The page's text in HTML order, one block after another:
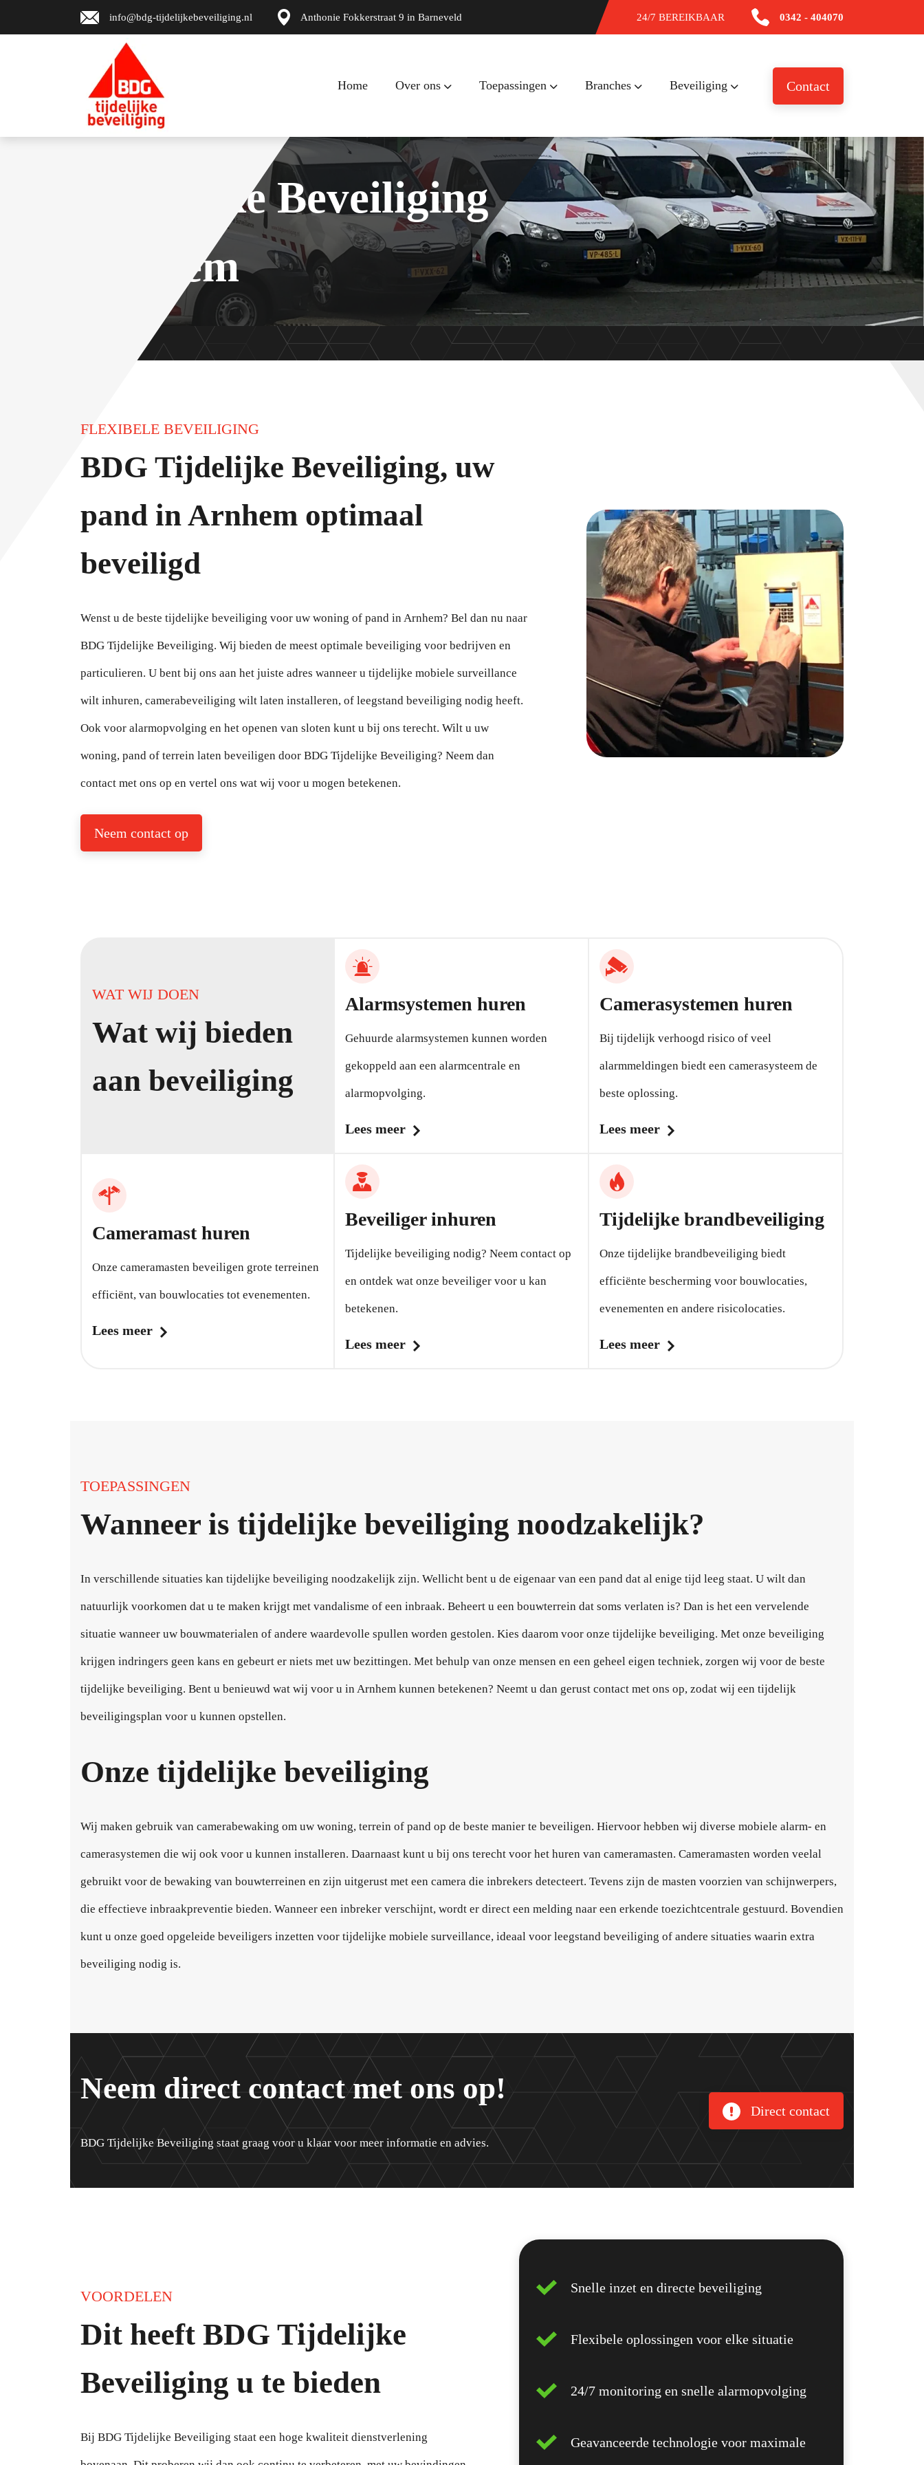
info@bdg-tijdelijkebeveiliging.nl Anthonie Fokkerstraat 9 in Barneveld 24/7 BEREIKBAAR 0342 - 404070
Home Over ons Toepassingen Branches Beveiliging Contact
Tijdelijke Beveiliging
Arnhem
FLEXIBELE BEVEILIGING
BDG Tijdelijke Beveiliging, uw
pand in Arnhem optimaal
beveiligd
Wenst u de beste tijdelijke beveiliging voor uw woning of pand in Arnhem? Bel dan nu naar
BDG Tijdelijke Beveiliging. Wij bieden de meest optimale beveiliging voor bedrijven en
particulieren. U bent bij ons aan het juiste adres wanneer u tijdelijke mobiele surveillance
wilt inhuren, camerabeveiliging wilt laten installeren, of leegstand beveiliging nodig heeft.
Ook voor alarmopvolging en het openen van sloten kunt u bij ons terecht. Wilt u uw
woning, pand of terrein laten beveiligen door BDG Tijdelijke Beveiliging? Neem dan
contact met ons op en vertel ons wat wij voor u mogen betekenen.
Neem contact op
WAT WIJ DOEN
Wat wij bieden
aan beveiliging
Alarmsystemen huren
Gehuurde alarmsystemen kunnen worden
gekoppeld aan een alarmcentrale en
alarmopvolging.
Lees meer
Camerasystemen huren
Bij tijdelijk verhoogd risico of veel
alarmmeldingen biedt een camerasysteem de
beste oplossing.
Lees meer
Cameramast huren
Onze cameramasten beveiligen grote terreinen
efficiënt, van bouwlocaties tot evenementen.
Lees meer
Beveiliger inhuren
Tijdelijke beveiliging nodig? Neem contact op
en ontdek wat onze beveiliger voor u kan
betekenen.
Lees meer
Tijdelijke brandbeveiliging
Onze tijdelijke brandbeveiliging biedt
efficiënte bescherming voor bouwlocaties,
evenementen en andere risicolocaties.
Lees meer
TOEPASSINGEN
Wanneer is tijdelijke beveiliging noodzakelijk?
In verschillende situaties kan tijdelijke beveiliging noodzakelijk zijn. Wellicht bent u de eigenaar van een pand dat al enige tijd leeg staat. U wilt dan
natuurlijk voorkomen dat u te maken krijgt met vandalisme of een inbraak. Beheert u een bouwterrein dat soms verlaten is? Dan is het een vervelende
situatie wanneer uw bouwmaterialen of andere waardevolle spullen worden gestolen. Kies daarom voor onze tijdelijke beveiliging. Met onze beveiliging
krijgen indringers geen kans en gebeurt er niets met uw bezittingen. Met behulp van onze mensen en een geheel eigen techniek, zorgen wij voor de beste
tijdelijke beveiliging. Bent u benieuwd wat wij voor u in Arnhem kunnen betekenen? Neemt u dan gerust contact met ons op, zodat wij een tijdelijk
beveiligingsplan voor u kunnen opstellen.
Onze tijdelijke beveiliging
Wij maken gebruik van camerabewaking om uw woning, terrein of pand op de beste manier te beveiligen. Hiervoor hebben wij diverse mobiele alarm- en
camerasystemen die wij ook voor u kunnen installeren. Daarnaast kunt u bij ons terecht voor het huren van cameramasten. Cameramasten worden veelal
gebruikt voor de bewaking van bouwterreinen en zijn uitgerust met een camera die inbrekers detecteert. Tevens zijn de masten voorzien van schijnwerpers,
die effectieve inbraakpreventie bieden. Wanneer een inbreker verschijnt, wordt er direct een melding naar een erkende toezichtcentrale gestuurd. Bovendien
kunt u onze goed opgeleide beveiligers inzetten voor tijdelijke mobiele surveillance, ideaal voor leegstand beveiliging of andere situaties waarin extra
beveiliging nodig is.
Neem direct contact met ons op!
BDG Tijdelijke Beveiliging staat graag voor u klaar voor meer informatie en advies.
Direct contact
VOORDELEN
Dit heeft BDG Tijdelijke
Beveiliging u te bieden
Bij BDG Tijdelijke Beveiliging staat een hoge kwaliteit dienstverlening
Snelle inzet en directe beveiliging
Flexibele oplossingen voor elke situatie
24/7 monitoring en snelle alarmopvolging
Geavanceerde technologie voor maximale